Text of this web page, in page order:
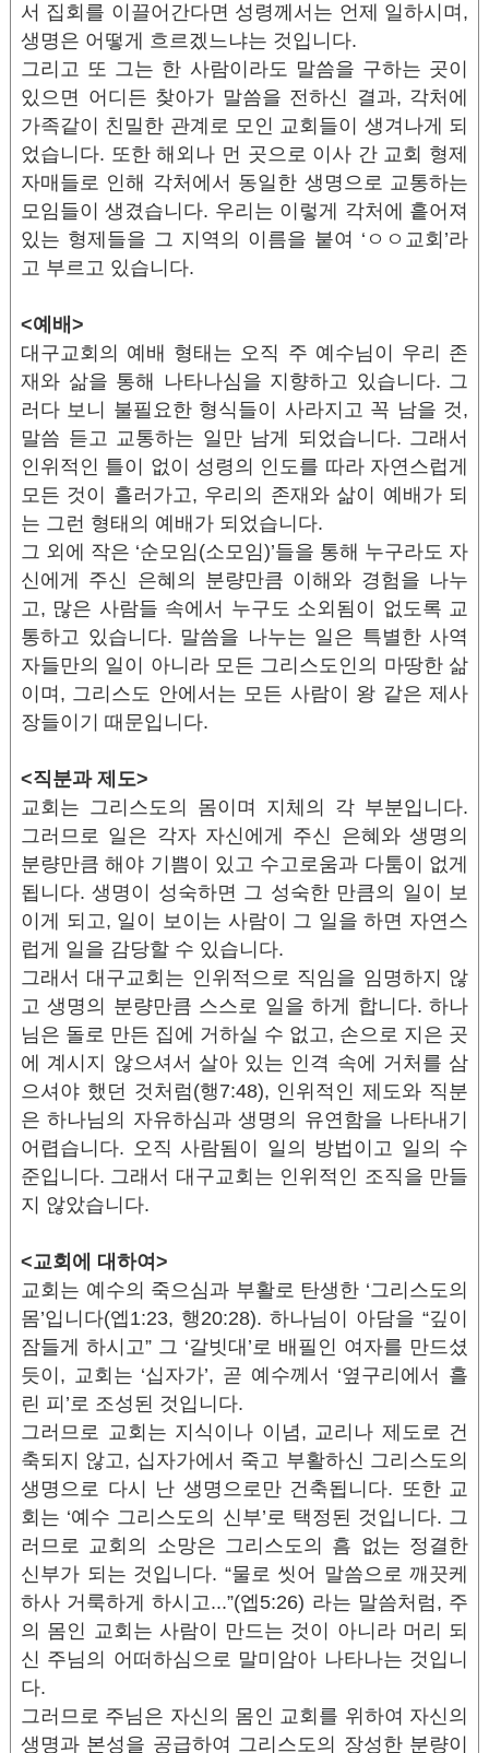
서 집회를 이끌어간다면 성령께서는 언제 일하시며,
생명은 어떻게 흐르겠느냐는 것입니다.
그리고 또 그는 한 사람이라도 말씀을 구하는 곳이
있으면 어디든 찾아가 말씀을 전하신 결과, 각처에
가족같이 친밀한 관계로 모인 교회들이 생겨나게 되
었습니다. 또한 해외나 먼 곳으로 이사 간 교회 형제
자매들로 인해 각처에서 동일한 생명으로 교통하는
모임들이 생겼습니다. 우리는 이렇게 각처에 흩어져
있는 형제들을 그 지역의 이름을 붙여 ‘ㅇㅇ교회’라
고 부르고 있습니다.
<예배>
대구교회의 예배 형태는 오직 주 예수님이 우리 존
재와 삶을 통해 나타나심을 지향하고 있습니다. 그
러다 보니 불필요한 형식들이 사라지고 꼭 남을 것,
말씀 듣고 교통하는 일만 남게 되었습니다. 그래서
인위적인 틀이 없이 성령의 인도를 따라 자연스럽게
모든 것이 흘러가고, 우리의 존재와 삶이 예배가 되
는 그런 형태의 예배가 되었습니다.
그 외에 작은 ‘순모임(소모임)’들을 통해 누구라도 자
신에게 주신 은혜의 분량만큼 이해와 경험을 나누
고, 많은 사람들 속에서 누구도 소외됨이 없도록 교
통하고 있습니다. 말씀을 나누는 일은 특별한 사역
자들만의 일이 아니라 모든 그리스도인의 마땅한 삶
이며, 그리스도 안에서는 모든 사람이 왕 같은 제사
장들이기 때문입니다.
<직분과 제도>
교회는 그리스도의 몸이며 지체의 각 부분입니다.
그러므로 일은 각자 자신에게 주신 은혜와 생명의
분량만큼 해야 기쁨이 있고 수고로움과 다툼이 없게
됩니다. 생명이 성숙하면 그 성숙한 만큼의 일이 보
이게 되고, 일이 보이는 사람이 그 일을 하면 자연스
럽게 일을 감당할 수 있습니다.
그래서 대구교회는 인위적으로 직임을 임명하지 않
고 생명의 분량만큼 스스로 일을 하게 합니다. 하나
님은 돌로 만든 집에 거하실 수 없고, 손으로 지은 곳
에 계시지 않으셔서 살아 있는 인격 속에 거처를 삼
으셔야 했던 것처럼(행7:48), 인위적인 제도와 직분
은 하나님의 자유하심과 생명의 유연함을 나타내기
어렵습니다. 오직 사람됨이 일의 방법이고 일의 수
준입니다. 그래서 대구교회는 인위적인 조직을 만들
지 않았습니다.
<교회에 대하여>
교회는 예수의 죽으심과 부활로 탄생한 ‘그리스도의
몸’입니다(엡1:23, 행20:28). 하나님이 아담을 “깊이
잠들게 하시고” 그 ‘갈빗대’로 배필인 여자를 만드셨
듯이, 교회는 ‘십자가’, 곧 예수께서 ‘옆구리에서 흘
린 피’로 조성된 것입니다.
그러므로 교회는 지식이나 이념, 교리나 제도로 건
축되지 않고, 십자가에서 죽고 부활하신 그리스도의
생명으로 다시 난 생명으로만 건축됩니다. 또한 교
회는 ‘예수 그리스도의 신부’로 택정된 것입니다. 그
러므로 교회의 소망은 그리스도의 흠 없는 정결한
신부가 되는 것입니다. “물로 씻어 말씀으로 깨끗케
하사 거룩하게 하시고...”(엡5:26) 라는 말씀처럼, 주
의 몸인 교회는 사람이 만드는 것이 아니라 머리 되
신 주님의 어떠하심으로 말미암아 나타나는 것입니
다.
그러므로 주님은 자신의 몸인 교회를 위하여 자신의
생명과 본성을 공급하여 그리스도의 장성한 분량이